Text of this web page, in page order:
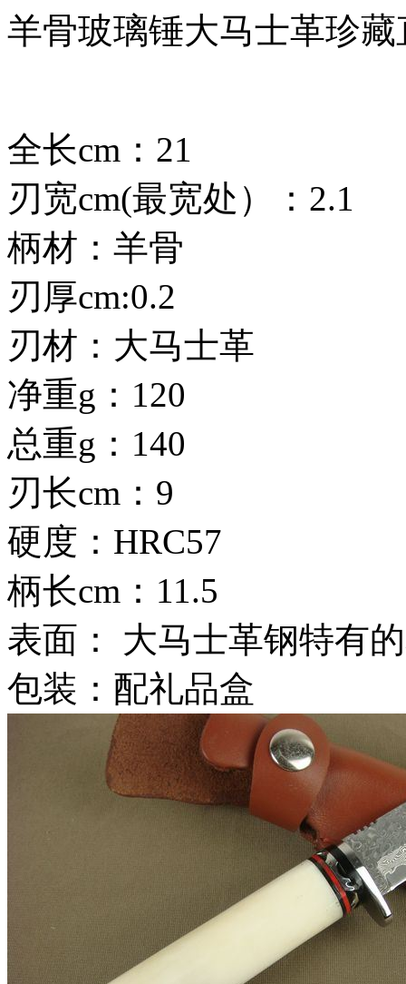
羊骨玻璃锤大马士革珍藏
全长cm：21
刃宽cm(最宽处）：2.1
柄材：羊骨
刃厚cm:0.2
刃材：大马士革
净重g：120
总重g：140
刃长cm：9
硬度：HRC57
柄长cm：11.5
表面： 大马士革钢特有
包装：配礼品盒